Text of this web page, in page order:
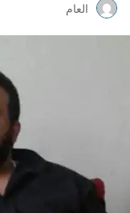
العام